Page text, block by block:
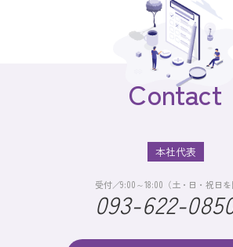
Contact
本社代表
受付／9:00～18:00（土・日・祝日を
093-622-